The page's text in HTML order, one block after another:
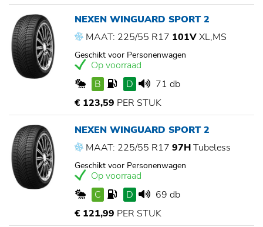
NEXEN WINGUARD SPORT 2
MAAT: 225/55 R17 101VXL,MS
Geschikt voor Personenwagen
Op voorraad
B
D
71 db
€ 123,59 PER STUK
NEXEN WINGUARD SPORT 2
MAAT: 225/55 R17 97HTubeless
Geschikt voor Personenwagen
Op voorraad
C
D
69 db
€ 121,99 PER STUK